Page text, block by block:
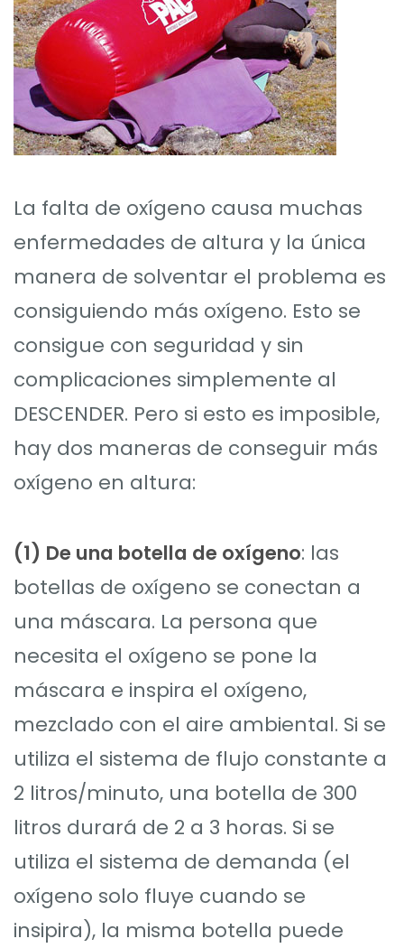
La falta de oxígeno causa muchas
enfermedades de altura y la única
manera de solventar el problema es
consiguiendo más oxígeno. Esto se
consigue con seguridad y sin
complicaciones simplemente al
DESCENDER. Pero si esto es imposible,
hay dos maneras de conseguir más
oxígeno en altura:
(1) De una botella de oxígeno: las
botellas de oxígeno se conectan a
una máscara. La persona que
necesita el oxígeno se pone la
máscara e inspira el oxígeno,
mezclado con el aire ambiental. Si se
utiliza el sistema de flujo constante a
2 litros/minuto, una botella de 300
litros durará de 2 a 3 horas. Si se
utiliza el sistema de demanda (el
oxígeno solo fluye cuando se
insipira), la misma botella puede